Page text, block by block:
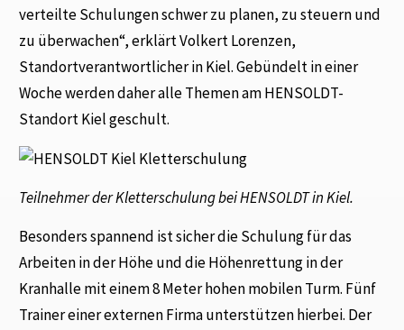
verteilte Schulungen schwer zu planen, zu steuern und
zu überwachen“, erklärt Volkert Lorenzen,
Standortverantwortlicher in Kiel. Gebündelt in einer
Woche werden daher alle Themen am HENSOLDT-
Standort Kiel geschult.
Teilnehmer der Kletterschulung bei HENSOLDT in Kiel.
Besonders spannend ist sicher die Schulung für das
Arbeiten in der Höhe und die Höhenrettung in der
Kranhalle mit einem 8 Meter hohen mobilen Turm. Fünf
Trainer einer externen Firma unterstützen hierbei. Der